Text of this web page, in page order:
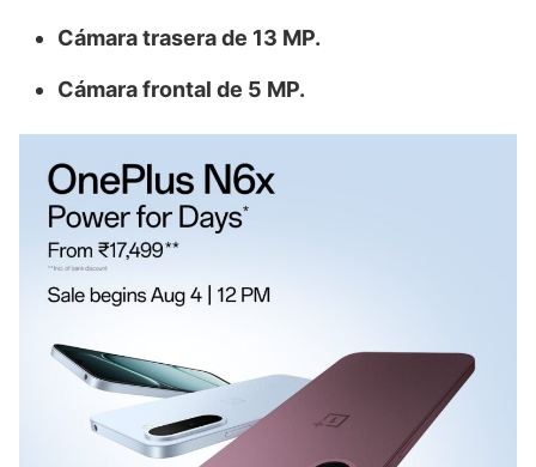
Cámara trasera de 13 MP.
Cámara frontal de 5 MP.